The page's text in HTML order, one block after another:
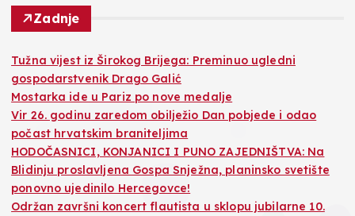
Zadnje
Tužna vijest iz Širokog Brijega: Preminuo ugledni
gospodarstvenik Drago Galić
Mostarka ide u Pariz po nove medalje
Vir 26. godinu zaredom obilježio Dan pobjede i odao
počast hrvatskim braniteljima
HODOČASNICI, KONJANICI I PUNO ZAJEDNIŠTVA: Na
Blidinju proslavljena Gospa Snježna, planinsko svetište
ponovno ujedinilo Hercegovce!
Održan završni koncert flautista u sklopu jubilarne 10.